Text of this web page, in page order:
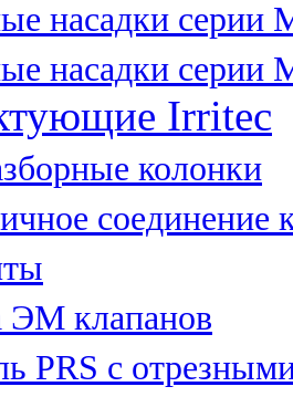
насадки серии
насадки серии
Irritec
колонки
соединение
ЭМ клапанов
PRS с